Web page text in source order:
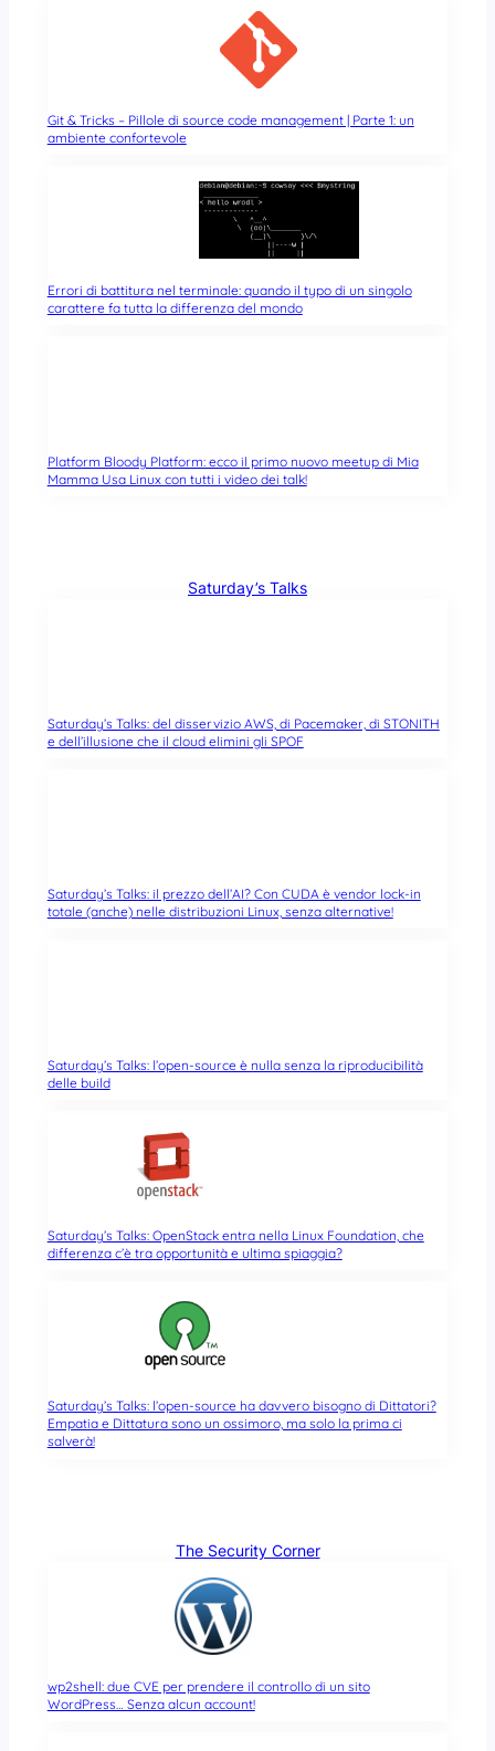
Git & Tricks – Pillole di source code management | Parte 1: un
ambiente confortevole
Errori di battitura nel terminale: quando il typo di un singolo
carattere fa tutta la differenza del mondo
Platform Bloody Platform: ecco il primo nuovo meetup di Mia
Mamma Usa Linux con tutti i video dei talk!
Saturday’s Talks
Saturday’s Talks: del disservizio AWS, di Pacemaker, di STONITH
e dell’illusione che il cloud elimini gli SPOF
Saturday’s Talks: il prezzo dell’AI? Con CUDA è vendor lock-in
totale (anche) nelle distribuzioni Linux, senza alternative!
Saturday’s Talks: l’open-source è nulla senza la riproducibilità
delle build
Saturday’s Talks: OpenStack entra nella Linux Foundation, che
differenza c’è tra opportunità e ultima spiaggia?
Saturday’s Talks: l’open-source ha davvero bisogno di Dittatori?
Empatia e Dittatura sono un ossimoro, ma solo la prima ci
salverà!
The Security Corner
wp2shell: due CVE per prendere il controllo di un sito
WordPress… Senza alcun account!